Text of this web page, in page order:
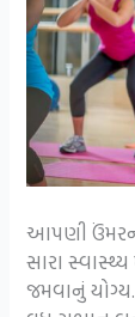
આપણી
સારા
જમવાનું